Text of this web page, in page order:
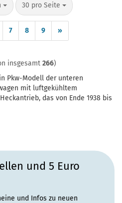
30 pro Seite
pro Seite
7 8 9 »
insgesamt 266)
Pkw-Modell der unteren
mit luftgekühltem
das von Ende 1938 bis
und 5 Euro
und Infos zu neuen